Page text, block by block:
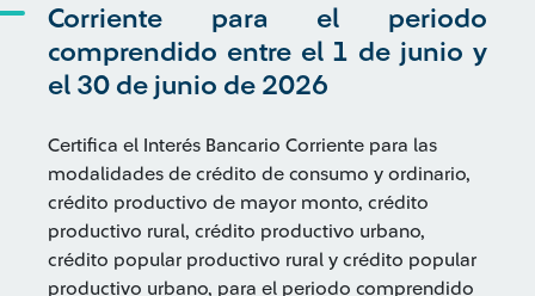
Corriente para el periodo
comprendido entre el 1 de junio y
el 30 de junio de 2026
Certifica el Interés Bancario Corriente para las
modalidades de crédito de consumo y ordinario,
crédito productivo de mayor monto, crédito
productivo rural, crédito productivo urbano,
crédito popular productivo rural y crédito popular
productivo urbano, para el periodo comprendido